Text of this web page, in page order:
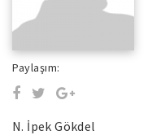
Paylaşım:
N. İpek Gökdel